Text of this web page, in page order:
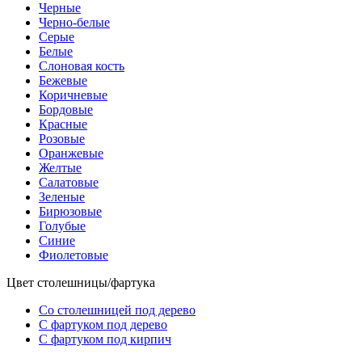
Черные
Черно-белые
Серые
Белые
Слоновая кость
Бежевые
Коричневые
Бордовые
Красные
Розовые
Оранжевые
Желтые
Салатовые
Зеленые
Бирюзовые
Голубые
Синие
Фиолетовые
Цвет столешницы/фартука
Со столешницей под дерево
С фартуком под дерево
С фартуком под кирпич